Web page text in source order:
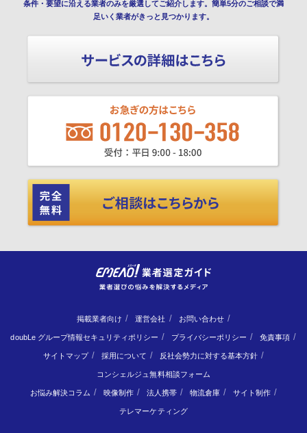
条件・要望に沿える業者のみを厳選してご紹介します。簡単5分のご相談で満
足いく業者がきっと見つかります。
掲載業者向け 運営会社 お問い合わせ
doubLe グループ情報セキュリティポリシー プライバシーポリシー 免責事項
サイトマップ 採用について 反社会勢力に対する基本方針
コンシェルジュ無料相談フォーム
お悩み解決コラム 映像制作 法人携帯 物流倉庫 サイト制作
テレマーケティング